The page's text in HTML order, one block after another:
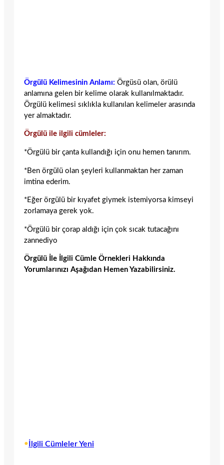
Örgülü Kelimesinin Anlamı: Örgüsü olan, örülü
anlamına gelen bir kelime olarak kullanılmaktadır.
Örgülü kelimesi sıklıkla kullanılan kelimeler arasında
yer almaktadır.
Örgülü ile ilgili cümleler:
*Örgülü bir çanta kullandığı için onu hemen tanırım.
*Ben örgülü olan şeyleri kullanmaktan her zaman
imtina ederim.
*Eğer örgülü bir kıyafet giymek istemiyorsa kimseyi
zorlamaya gerek yok.
*Örgülü bir çorap aldığı için çok sıcak tutacağını
zannediyo
Örgülü İle İlgili Cümle Örnekleri Hakkında
Yorumlarınızı Aşağıdan Hemen Yazabilirsiniz.
• İlgili Cümleler Yeni